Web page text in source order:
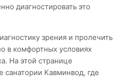
диагностировать это
зрения и пролечить
в комфортных условиях
На этой странице
санатории Кавминвод, где